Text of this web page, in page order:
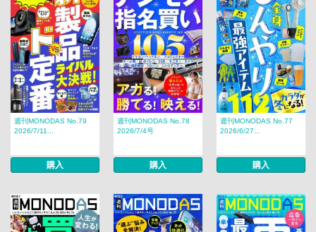
週刊MONODAS No.79
2026/7/11...
購入
週刊MONODAS No.78
2026/7/4号
購入
週刊MONODAS No.77
2026/6/27...
購入